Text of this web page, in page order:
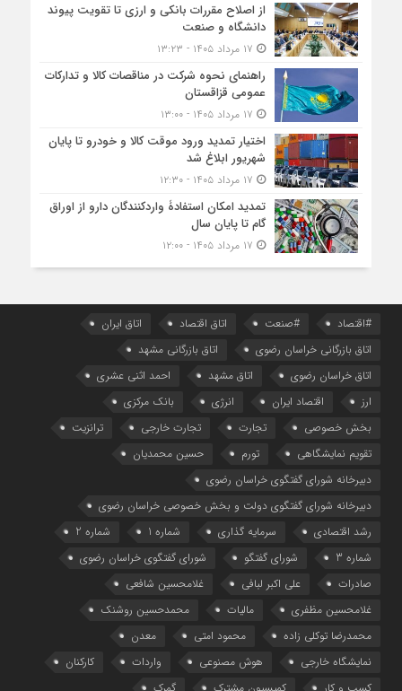
از اصلاح مقررات بانکی و ارزی تا تقویت پیوند
دانشگاه و صنعت
راهنمای نحوه شرکت در مناقصات کالا و تدارکات
عمومی قزاقستان
اختیار تمدید ورود موقت کالا و خودرو تا پایان
شهریور ابلاغ شد
تمدید امکان استفادۀ واردکنندگان دارو از اوراق
گام تا پایان سال
#اقتصاد #صنعت اتاق اقتصاد
اتاق ایران
اتاق بازرگانی خراسان رضوی
اتاق بازرگانی مشهد
اتاق خراسان رضوی
اتاق مشهد
احمد اثنی عشری
ارز
اقتصاد ایران انرژی
بانک مرکزی
بخش خصوصی
تجارت تجارت خارجی
ترانزیت
تقویم نمایشگاهی
تورم
حسین محمدیان
دبیرخانه شورای گفتگوی خراسان رضوی
دبیرخانه شورای گفتگوی دولت و بخش خصوصی خراسان رضوی
رشد اقتصادی
سرمایه گذاری شماره 1
شماره 2
شماره 3
شورای گفتگو
شورای گفتگوی خراسان رضوی
صادرات
علی اکبر لبافی
غلامحسین شافعی
غلامحسین مظفری
مالیات
محمدحسین روشنک
محمدرضا توکلی زاده
محمود امتی
معدن
نمایشگاه خارجی
هوش مصنوعی واردات
کارکنان